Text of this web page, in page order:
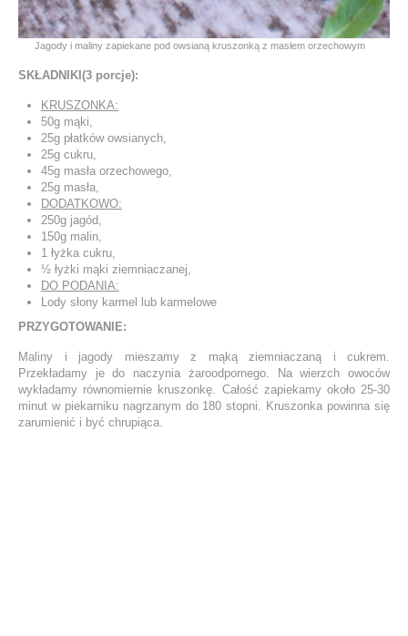
Jagody i maliny zapiekane pod owsianą kruszonką z masłem orzechowym
SKŁADNIKI(3 porcje):
KRUSZONKA:
50g mąki,
25g płatków owsianych,
25g cukru,
45g masła orzechowego,
25g masła,
DODATKOWO:
250g jagód,
150g malin,
1 łyżka cukru,
½ łyżki mąki ziemniaczanej,
DO PODANIA:
Lody słony karmel lub karmelowe
PRZYGOTOWANIE:
Maliny i jagody mieszamy z mąką ziemniaczaną i cukrem.
Przekładamy je do naczynia żaroodpornego. Na wierzch owoców
wykładamy równomiernie kruszonkę. Całość zapiekamy około 25-30
minut w piekarniku nagrzanym do 180 stopni. Kruszonka powinna się
zarumienić i być chrupiąca.